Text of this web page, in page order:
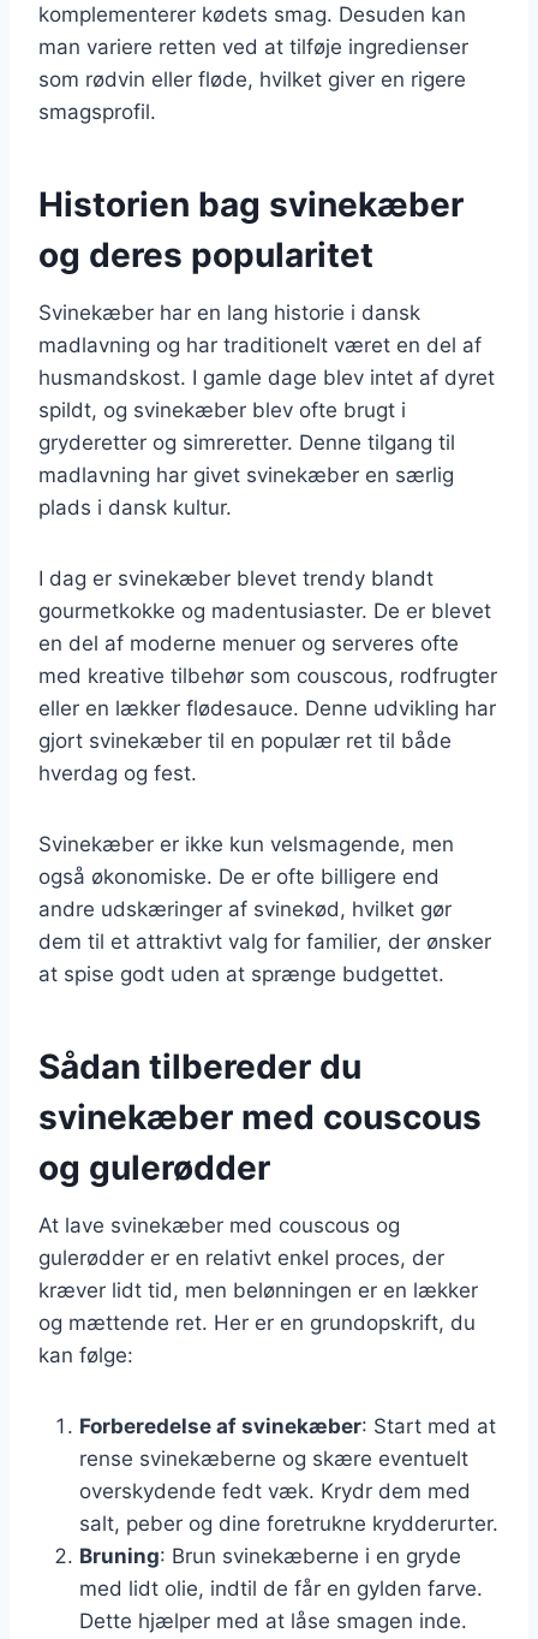
komplementerer kødets smag. Desuden kan
man variere retten ved at tilføje ingredienser
som rødvin eller fløde, hvilket giver en rigere
smagsprofil.
Historien bag svinekæber
og deres popularitet
Svinekæber har en lang historie i dansk
madlavning og har traditionelt været en del af
husmandskost. I gamle dage blev intet af dyret
spildt, og svinekæber blev ofte brugt i
gryderetter og simreretter. Denne tilgang til
madlavning har givet svinekæber en særlig
plads i dansk kultur.
I dag er svinekæber blevet trendy blandt
gourmetkokke og madentusiaster. De er blevet
en del af moderne menuer og serveres ofte
med kreative tilbehør som couscous, rodfrugter
eller en lækker flødesauce. Denne udvikling har
gjort svinekæber til en populær ret til både
hverdag og fest.
Svinekæber er ikke kun velsmagende, men
også økonomiske. De er ofte billigere end
andre udskæringer af svinekød, hvilket gør
dem til et attraktivt valg for familier, der ønsker
at spise godt uden at sprænge budgettet.
Sådan tilbereder du
svinekæber med couscous
og gulerødder
At lave svinekæber med couscous og
gulerødder er en relativt enkel proces, der
kræver lidt tid, men belønningen er en lækker
og mættende ret. Her er en grundopskrift, du
kan følge:
Forberedelse af svinekæber: Start med at
rense svinekæberne og skære eventuelt
overskydende fedt væk. Krydr dem med
salt, peber og dine foretrukne krydderurter.
Bruning: Brun svinekæberne i en gryde
med lidt olie, indtil de får en gylden farve.
Dette hjælper med at låse smagen inde.